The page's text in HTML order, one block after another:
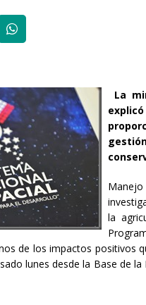
La
la
de los impactos positivos
lunes desde la Base de la